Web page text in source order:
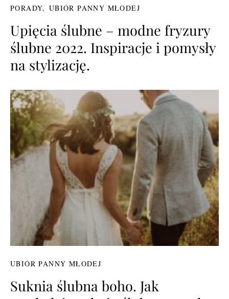
PORADY UBIÓR PANNY MŁODEJ
Upięcia ślubne – modne fryzury
ślubne 2022. Inspiracje i pomysły
na stylizację.
UBIÓR PANNY MŁODEJ
Suknia ślubna boho. Jak